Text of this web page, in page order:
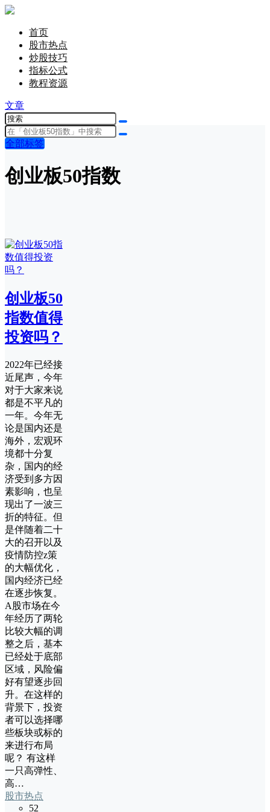
首页
股市热点
炒股技巧
指标公式
教程资源
文章
全部标签
创业板50指数
创业板50
指数值得
投资吗？
2022年已经接
近尾声，今年
对于大家来说
都是不平凡的
一年。今年无
论是国内还是
海外，宏观环
境都十分复
杂，国内的经
济受到多方因
素影响，也呈
现出了一波三
折的特征。但
是伴随着二十
大的召开以及
疫情防控z策
的大幅优化，
国内经济已经
在逐步恢复。
A股市场在今
年经历了两轮
比较大幅的调
整之后，基本
已经处于底部
区域，风险偏
好有望逐步回
升。在这样的
背景下，投资
者可以选择哪
些板块或标的
来进行布局
呢？ 有这样
一只高弹性、
高…
股市热点
52